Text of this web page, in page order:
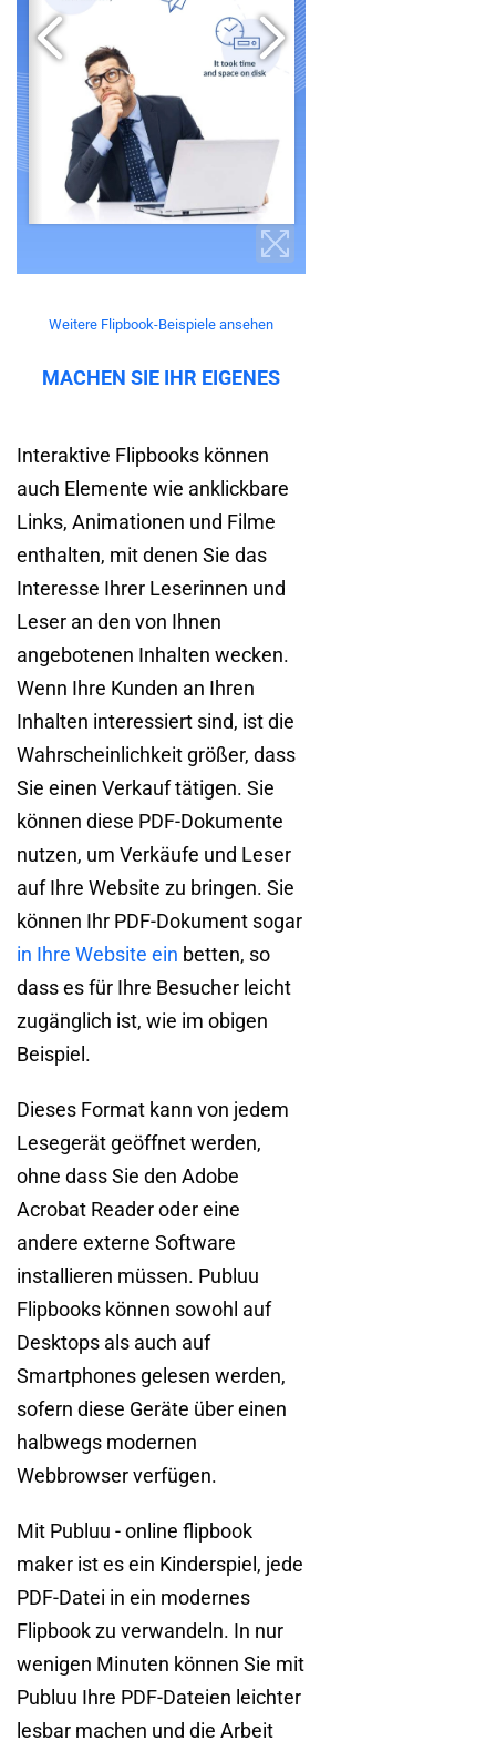
Weitere Flipbook-Beispiele ansehen
MACHEN SIE IHR EIGENES
Interaktive Flipbooks können
auch Elemente wie anklickbare
Links, Animationen und Filme
enthalten, mit denen Sie das
Interesse Ihrer Leserinnen und
Leser an den von Ihnen
angebotenen Inhalten wecken.
Wenn Ihre Kunden an Ihren
Inhalten interessiert sind, ist die
Wahrscheinlichkeit größer, dass
Sie einen Verkauf tätigen. Sie
können diese PDF-Dokumente
nutzen, um Verkäufe und Leser
auf Ihre Website zu bringen. Sie
können Ihr PDF-Dokument sogar
in Ihre Website ein betten, so
dass es für Ihre Besucher leicht
zugänglich ist, wie im obigen
Beispiel.
Dieses Format kann von jedem
Lesegerät geöffnet werden,
ohne dass Sie den Adobe
Acrobat Reader oder eine
andere externe Software
installieren müssen. Publuu
Flipbooks können sowohl auf
Desktops als auch auf
Smartphones gelesen werden,
sofern diese Geräte über einen
halbwegs modernen
Webbrowser verfügen.
Mit Publuu - online flipbook
maker ist es ein Kinderspiel, jede
PDF-Datei in ein modernes
Flipbook zu verwandeln. In nur
wenigen Minuten können Sie mit
Publuu Ihre PDF-Dateien leichter
lesbar machen und die Arbeit